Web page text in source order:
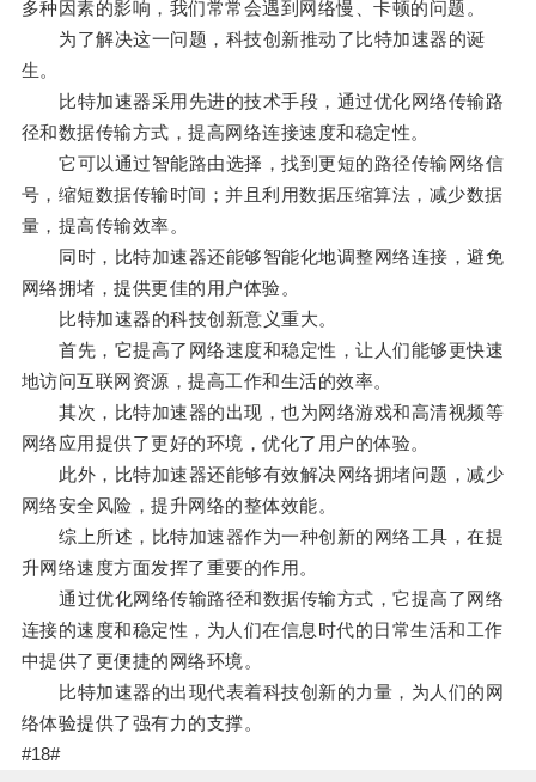
多种因素的影响，我们常常会遇到网络慢、卡顿的问题。
为了解决这一问题，科技创新推动了比特加速器的诞
生。
比特加速器采用先进的技术手段，通过优化网络传输路
径和数据传输方式，提高网络连接速度和稳定性。
它可以通过智能路由选择，找到更短的路径传输网络信
号，缩短数据传输时间；并且利用数据压缩算法，减少数据
量，提高传输效率。
同时，比特加速器还能够智能化地调整网络连接，避免
网络拥堵，提供更佳的用户体验。
比特加速器的科技创新意义重大。
首先，它提高了网络速度和稳定性，让人们能够更快速
地访问互联网资源，提高工作和生活的效率。
其次，比特加速器的出现，也为网络游戏和高清视频等
网络应用提供了更好的环境，优化了用户的体验。
此外，比特加速器还能够有效解决网络拥堵问题，减少
网络安全风险，提升网络的整体效能。
综上所述，比特加速器作为一种创新的网络工具，在提
升网络速度方面发挥了重要的作用。
通过优化网络传输路径和数据传输方式，它提高了网络
连接的速度和稳定性，为人们在信息时代的日常生活和工作
中提供了更便捷的网络环境。
比特加速器的出现代表着科技创新的力量，为人们的网
络体验提供了强有力的支撑。
#18#